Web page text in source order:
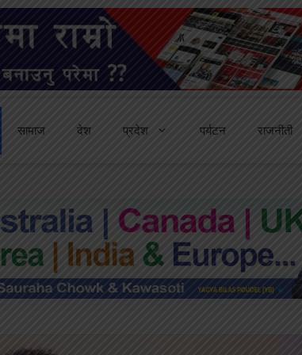
सामाज देश प्रदेश पर्यटन राजनीती